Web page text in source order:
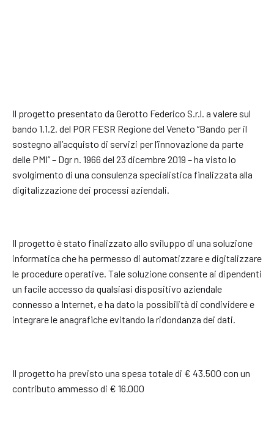
Il progetto presentato da Gerotto Federico S.r.l. a valere sul
bando 1.1.2. del POR FESR Regione del Veneto “Bando per il
sostegno all’acquisto di servizi per l’innovazione da parte
delle PMI” – Dgr n. 1966 del 23 dicembre 2019 – ha visto lo
svolgimento di una consulenza specialistica finalizzata alla
digitalizzazione dei processi aziendali.
Il progetto è stato finalizzato allo sviluppo di una soluzione
informatica che ha permesso di automatizzare e digitalizzare
le procedure operative. Tale soluzione consente ai dipendenti
un facile accesso da qualsiasi dispositivo aziendale
connesso a Internet, e ha dato la possibilità di condividere e
integrare le anagrafiche evitando la ridondanza dei dati.
Il progetto ha previsto una spesa totale di € 43.500 con un
contributo ammesso di € 16.000